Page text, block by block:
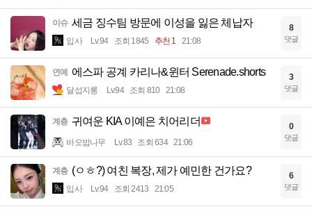
이슈 세금 징수팀 방문에 이성을 잃은 체납자
입사 Lv.94 조회 1845 추천 1 21:08
8
댓글
연예 에스파 공계 카리나&윈터 Serenade.shorts
달섭지롱 Lv.94 조회 810 21:08
3
댓글
계층 귀여운 KIA 이예은 치어리더
바오밥나무 Lv.83 조회 634 21:06
0
댓글
계층 (ㅇㅎ?) 여친 복장, 제가 예민한 건가요?
입사 Lv.94 조회 2413 21:05
6
댓글